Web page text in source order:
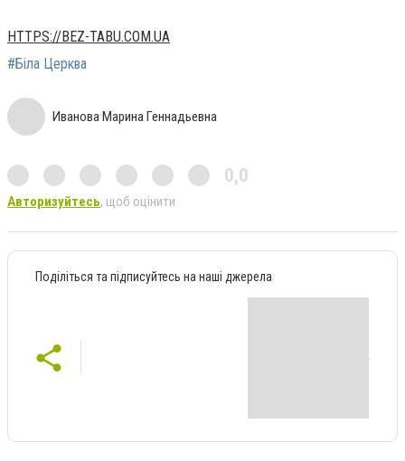
HTTPS://BEZ-TABU.COM.UA
#Біла Церква
Иванова Марина Геннадьевна
0,0
Авторизуйтесь, щоб оцінити
Поділіться та підписуйтесь на наші джерела